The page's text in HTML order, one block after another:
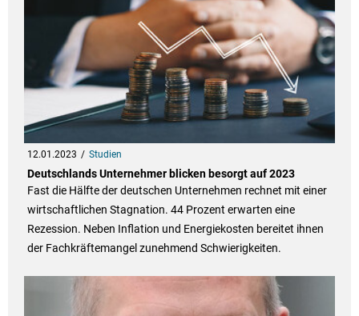
12.01.2023 Studien
Deutschlands Unternehmer blicken besorgt auf 2023
Fast die Hälfte der deutschen Unternehmen rechnet mit einer
wirtschaftlichen Stagnation. 44 Prozent erwarten eine
Rezession. Neben Inflation und Energiekosten bereitet ihnen
der Fachkräftemangel zunehmend Schwierigkeiten.